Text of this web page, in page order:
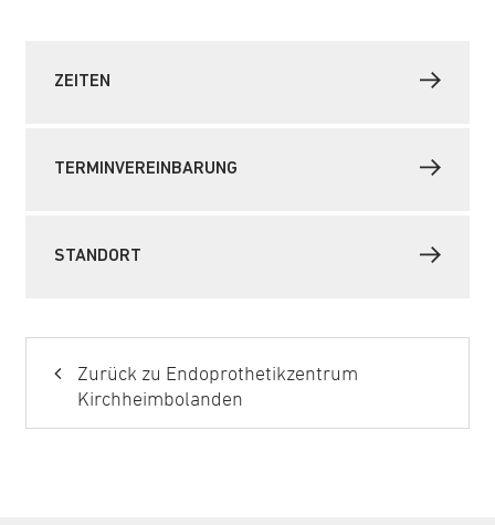
ZEITEN
TERMINVEREINBARUNG
STANDORT
Zurück zu Endoprothetikzentrum
Kirchheimbolanden